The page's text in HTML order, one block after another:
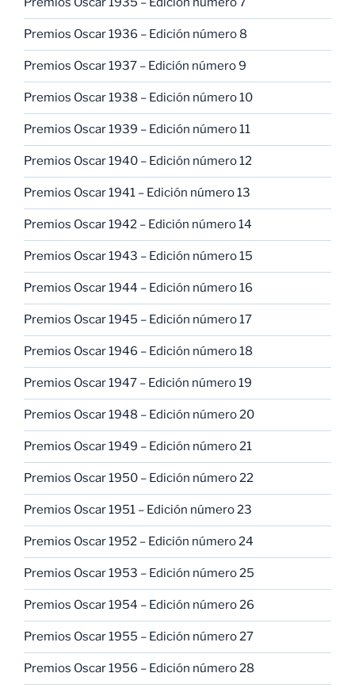
Premios Oscar 1936 – Edición número 8
Premios Oscar 1937 – Edición número 9
Premios Oscar 1938 – Edición número 10
Premios Oscar 1939 – Edición número 11
Premios Oscar 1940 – Edición número 12
Premios Oscar 1941 – Edición número 13
Premios Oscar 1942 – Edición número 14
Premios Oscar 1943 – Edición número 15
Premios Oscar 1944 – Edición número 16
Premios Oscar 1945 – Edición número 17
Premios Oscar 1946 – Edición número 18
Premios Oscar 1947 – Edición número 19
Premios Oscar 1948 – Edición número 20
Premios Oscar 1949 – Edición número 21
Premios Oscar 1950 – Edición número 22
Premios Oscar 1951 – Edición número 23
Premios Oscar 1952 – Edición número 24
Premios Oscar 1953 – Edición número 25
Premios Oscar 1954 – Edición número 26
Premios Oscar 1955 – Edición número 27
Premios Oscar 1956 – Edición número 28